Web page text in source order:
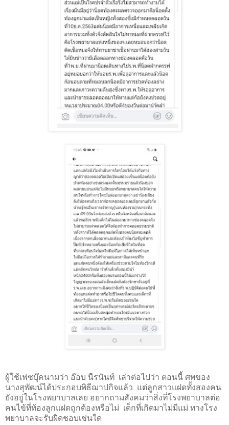
ผู้ใช้เฟซบุ๊คนามว่า อ๊อบ นีรนันท์ เล่าต่อไปว่า ตอนนี้ ศพของ
นางสุพัฒน์ได้ประกอบพิธีฌาปกิจแล้ว แต่ลูกสาวแฝดทั้งสองคน
ยังอยู่ในโรงพยาบาลเลย อยากถามสังคมว่าสิ่งที่โรงพยาบาลต่อ
คนไข้ที่ท้องลูกแฝดถูกต้องหรือไม่ เด็กที่เกิดมาไม่มีแม่ ทางโรง
พยาบาลจะรับผิดชอบเช่นใด